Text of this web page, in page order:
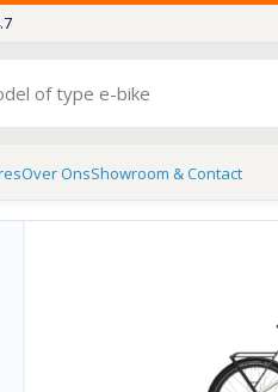
Over OnsShowroom & Contact